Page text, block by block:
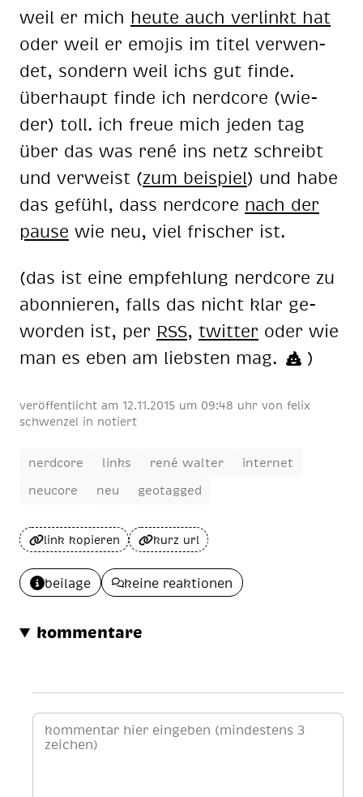
weil er mich heu­te auch ver­linkt hat
oder weil er emo­jis im ti­tel ver­wen­
det, son­dern weil ichs gut fin­de.
über­haupt fin­de ich nerd­core (wie­
der) toll. ich freue mich je­den tag
über das was rené ins netz schreibt
und ver­weist (zum bei­spiel) und habe
das ge­fühl, dass nerd­core nach der
pau­se wie neu, viel fri­scher ist.
(das ist eine emp­feh­lung nerd­core zu
abon­nie­ren, falls das nicht klar ge­
wor­den ist, per RSS, twit­ter oder wie
man es eben am liebs­ten mag.
)
veröffentlicht am 12 11 2015 um 09:48 uhr von felix
schwenzel in notiert
nerdcore links rené walter internet
neucore neu geotagged
link kopieren kurz url
beilage keine reaktionen
kommentare